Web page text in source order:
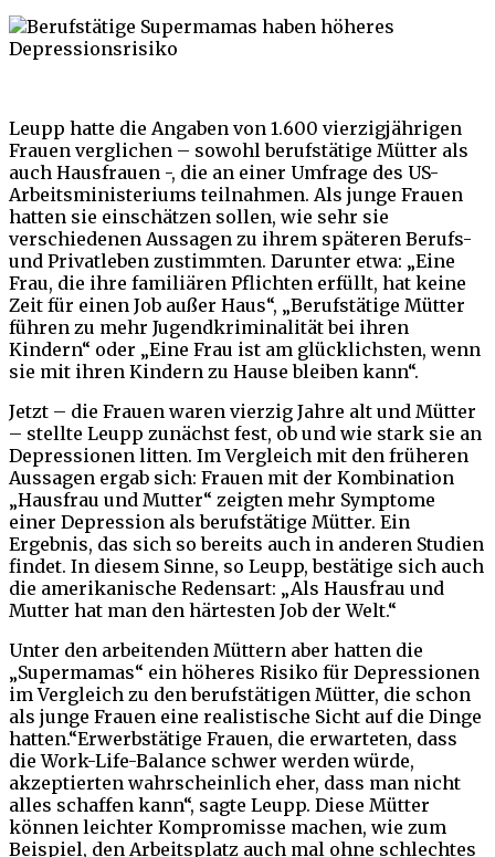
Leupp hatte die Angaben von 1.600 vierzigjährigen
Frauen verglichen – sowohl berufstätige Mütter als
auch Hausfrauen -, die an einer Umfrage des US-
Arbeitsministeriums teilnahmen. Als junge Frauen
hatten sie einschätzen sollen, wie sehr sie
verschiedenen Aussagen zu ihrem späteren Berufs-
und Privatleben zustimmten. Darunter etwa: „Eine
Frau, die ihre familiären Pflichten erfüllt, hat keine
Zeit für einen Job außer Haus“, „Berufstätige Mütter
führen zu mehr Jugendkriminalität bei ihren
Kindern“ oder „Eine Frau ist am glücklichsten, wenn
sie mit ihren Kindern zu Hause bleiben kann“.
Jetzt – die Frauen waren vierzig Jahre alt und Mütter
– stellte Leupp zunächst fest, ob und wie stark sie an
Depressionen litten. Im Vergleich mit den früheren
Aussagen ergab sich: Frauen mit der Kombination
„Hausfrau und Mutter“ zeigten mehr Symptome
einer Depression als berufstätige Mütter. Ein
Ergebnis, das sich so bereits auch in anderen Studien
findet. In diesem Sinne, so Leupp, bestätige sich auch
die amerikanische Redensart: „Als Hausfrau und
Mutter hat man den härtesten Job der Welt.“
Unter den arbeitenden Müttern aber hatten die
„Supermamas“ ein höheres Risiko für Depressionen
im Vergleich zu den berufstätigen Mütter, die schon
als junge Frauen eine realistische Sicht auf die Dinge
hatten.“Erwerbstätige Frauen, die erwarteten, dass
die Work-Life-Balance schwer werden würde,
akzeptierten wahrscheinlich eher, dass man nicht
alles schaffen kann“, sagte Leupp. Diese Mütter
können leichter Kompromisse machen, wie zum
Beispiel, den Arbeitsplatz auch mal ohne schlechtes